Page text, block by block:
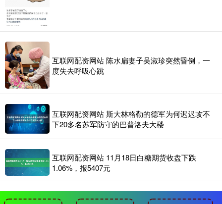
互联网配资网站 陈水扁妻子吴淑珍突然昏倒，一
度失去呼吸心跳
互联网配资网站 斯大林格勒的德军为何迟迟攻不
下20多名苏军防守的巴普洛夫大楼
互联网配资网站 11月18日白糖期货收盘下跌
1.06%，报5407元